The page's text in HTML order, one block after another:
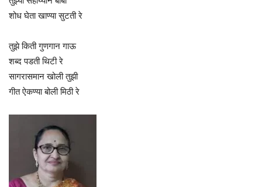
शोध घेता खाण्या सुटती रे
तुझे किती गुणगान गाऊ
शब्द पडती थिटी रे
सागरासमान खोली तुझी
गीत ऐकण्या बोली मिठी रे